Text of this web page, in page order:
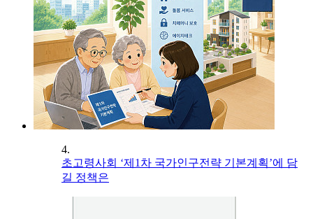
4.
초고령사회 ‘제1차 국가인구전략 기본계획’에 담
길 정책은